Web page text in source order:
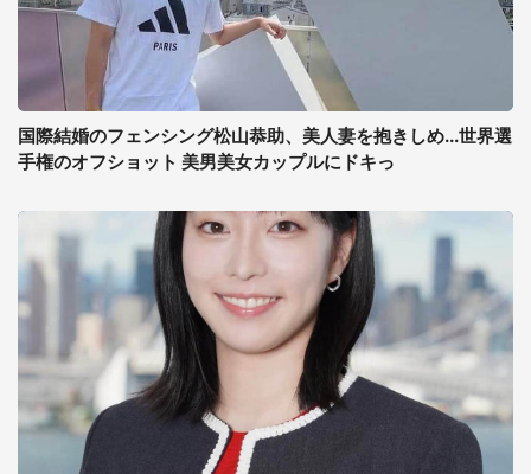
国際結婚のフェンシング松山恭助、美人妻を抱きしめ...世界選
手権のオフショット 美男美女カップルにドキっ